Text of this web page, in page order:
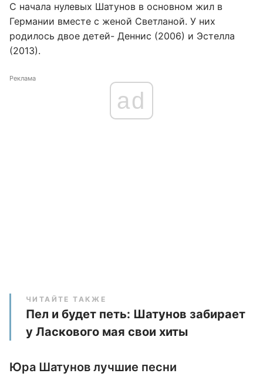
С начала нулевых Шатунов в основном жил в
Германии вместе с женой Светланой. У них
родилось двое детей- Деннис (2006) и Эстелла
(2013).
Реклама
ad
ЧИТАЙТЕ ТАКЖЕ
Пел и будет петь: Шатунов забирает
у Ласкового мая свои хиты
Юра Шатунов лучшие песни